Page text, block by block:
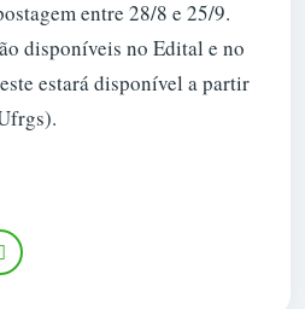
entre 28/8 e 25/9.
disponíveis no Edital e no
estará disponível a partir